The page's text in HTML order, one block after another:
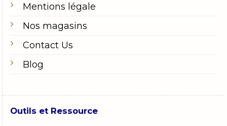
Mentions légale
Nos magasins
Contact Us
Blog
Outils et Ressource